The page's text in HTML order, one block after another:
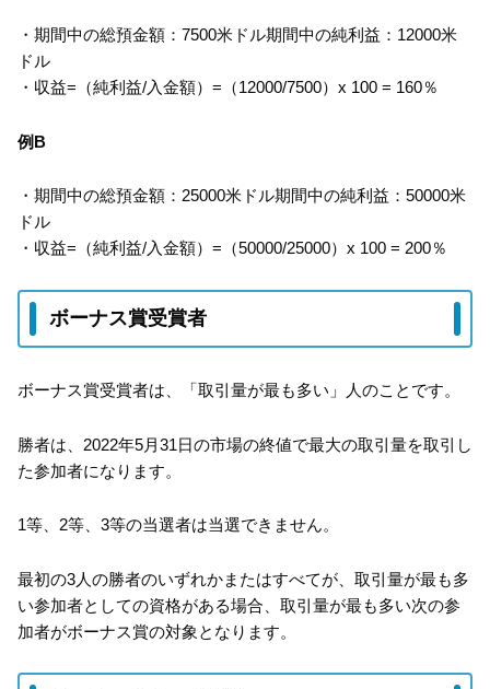
・期間中の総預金額：7500米ドル期間中の純利益：12000米
ドル
・収益=（純利益/入金額）=（12000/7500）x 100 = 160％
例B
・期間中の総預金額：25000米ドル期間中の純利益：50000米
ドル
・収益=（純利益/入金額）=（50000/25000）x 100 = 200％
ボーナス賞受賞者
ボーナス賞受賞者は、「取引量が最も多い」人のことです。
勝者は、2022年5月31日の市場の終値で最大の取引量を取引し
た参加者になります。
1等、2等、3等の当選者は当選できません。
最初の3人の勝者のいずれかまたはすべてが、取引量が最も多
い参加者としての資格がある場合、取引量が最も多い次の参
加者がボーナス賞の対象となります。